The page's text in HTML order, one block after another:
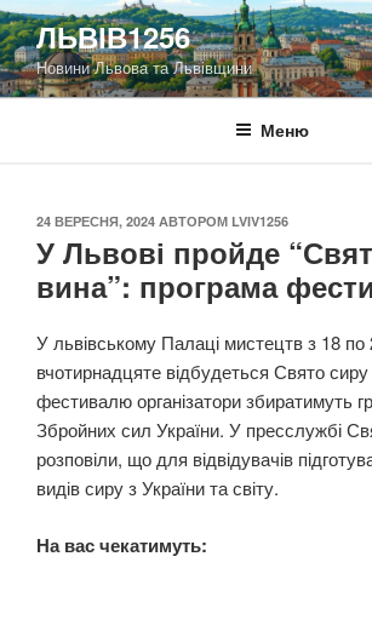
Перейти
до
вмісту
ЛЬВІВ1256
Новини Львова та Львівщини
Меню
ОПУБЛІКОВАНО
24 ВЕРЕСНЯ, 2024 АВТОРОМ LVIV1256
У Львові пройде
вина”: програма
У львівському Палаці мистецтв з 18 по
вчотирнадцяте відбудеться Свято сиру
фестивалю організатори збиратимуть
Збройних сил України. У пресслужбі
розповіли, що для відвідувачів
видів сиру з України та світу.
На вас чекатимуть: